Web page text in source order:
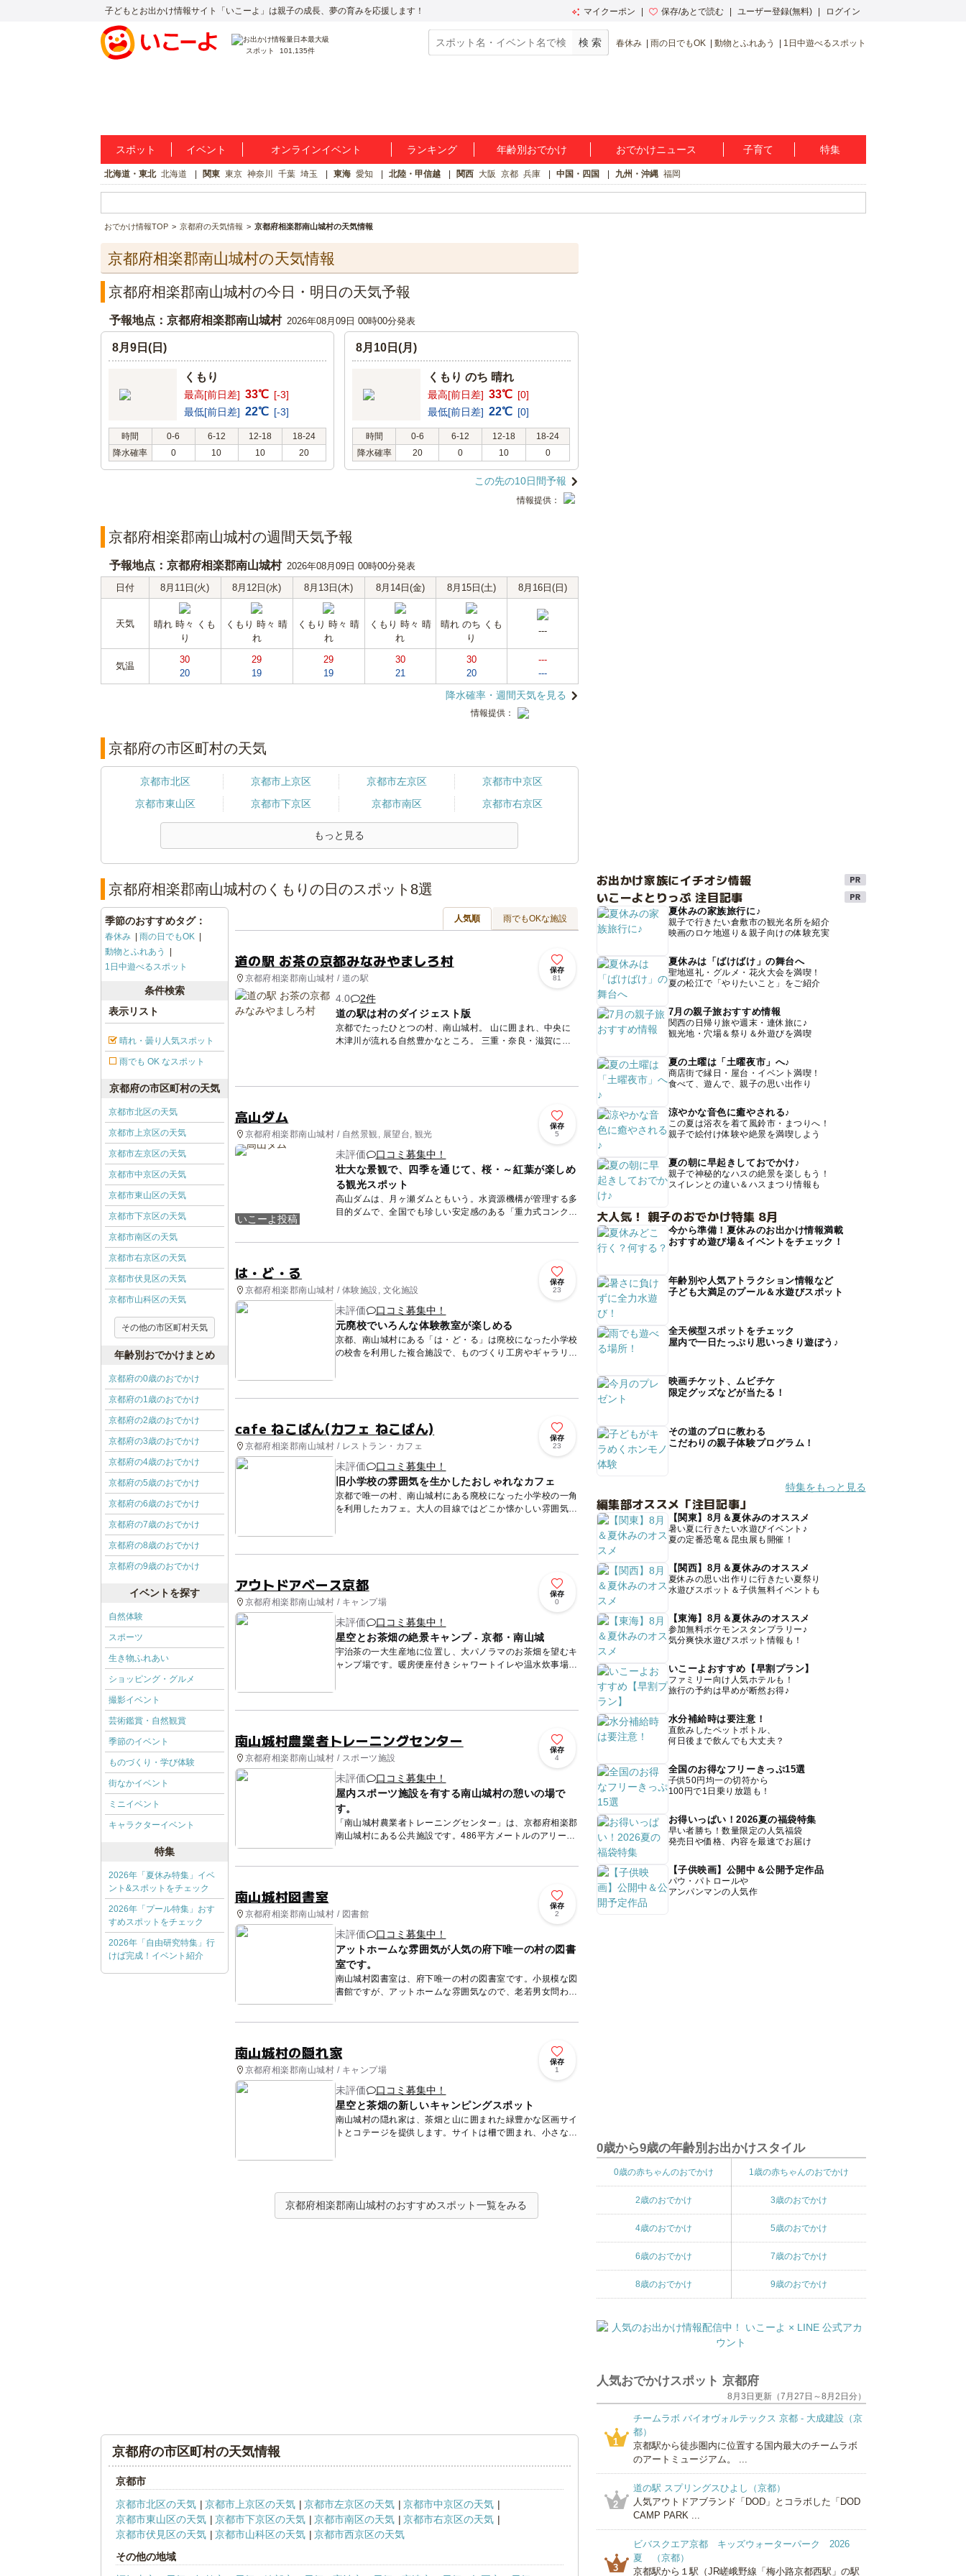
子どもとお出かけ情報サイト「いこーよ」は親子の成長、夢の育みを応援します！ マイクーポン 保存/あとで読む ユーザー登録(無料) ログイン
スポット 101,135件
春休み 雨の日でもOK 動物とふれあう 1日中遊べるスポット
スポット イベント オンラインイベント ランキング 年齢別おでかけ おでかけニュース 子育て 特集
北海道・東北 北海道 関東 東京 神奈川 千葉 埼玉 東海 愛知 北陸・甲信越 関西 大阪 京都 兵庫 中国・四国 九州・沖縄 福岡
おでかけ情報TOP 京都府の天気情報 京都府相楽郡南山城村の天気情報
京都府相楽郡南山城村の天気情報
京都府相楽郡南山城村の今日・明日の天気予報
予報地点：京都府相楽郡南山城村 2026年08月09日 00時00分発表
8月9日(日)
くもり
最高[前日差] 33℃ [-3]
最低[前日差] 22℃ [-3]
時間 0-6 6-12 12-18
18-24
降水確率
0 10 10 20
8月10日(月)
くもり のち 晴れ
最高[前日差] 33℃ [0]
最低[前日差] 22℃ [0]
時間 0-6 6-12 12-18
18-24
降水確率
20 0 10 0
この先の10日間予報
情報提供：
京都府相楽郡南山城村の週間天気予報
予報地点：京都府相楽郡南山城村 2026年08月09日 00時00分発表
日付
8月11日(火) 8月12日(水) 8月13日(木) 8月14日(金) 8月15日(土) 8月16日(日)
天気
晴れ 時々 くも
り
くもり 時々 晴
れ
くもり 時々 晴
れ
くもり 時々 晴
れ
晴れ のち くも
り
---
気温
30
20
29
19
29
19
30
21
30
20
---
---
降水確率・週間天気を見る
情報提供：
京都府の市区町村の天気
京都市北区 京都市上京区 京都市左京区
京都市中京区
京都市東山区
京都市下京区 京都市南区 京都市右京区
もっと見る
京都府相楽郡南山城村のくもりの日のスポット8選
人気順 雨でもOKな施設
道の駅 お茶の京都みなみやましろ村
京都府相楽郡南山城村 / 道の駅
保存
81
4.0
2件
道の駅は村のダイジェスト版
京都でたったひとつの村、南山城村。 山に囲まれ、中央に
木津川が流れる自然豊かなところ。 三重・奈良・滋賀に隣
高山ダム
京都府相楽郡南山城村 / 自然景観, 展望台, 観光
保存
5
いこーよ投稿
未評価
口コミ募集中！
壮大な景観で、四季を通じて、桜・～紅葉が楽しめ
る観光スポット
高山ダムは、月ヶ瀬ダムともいう。水資源機構が管理する多
目的ダムで、全国でも珍しい安定感のある「重力式コンクリ
は・ど・る
京都府相楽郡南山城村 / 体験施設, 文化施設
保存
23
未評価
口コミ募集中！
元廃校でいろんな体験教室が楽しめる
京都、南山城村にある「は・ど・る」は廃校になった小学校
の校舎を利用した複合施設で、ものづくり工房やギャラリ
校舎で作家さん...
cafe ねこぱん(カフェ ねこぱん)
京都府相楽郡南山城村 / レストラン・カフェ
保存
23
未評価
口コミ募集中！
旧小学校の雰囲気を生かしたおしゃれなカフェ
京都で唯一の村、南山城村にある廃校になった小学校の一角
を利用したカフェ。大人の目線ではどこか懐かしい雰囲気を
少し物珍しい...
アウトドアベース京都
京都府相楽郡南山城村 / キャンプ場
保存
0
未評価
口コミ募集中！
星空とお茶畑の絶景キャンプ - 京都・南山城
宇治茶の一大生産地に位置し、大パノラマのお茶畑を望むキ
ャンプ場です。暖房便座付きシャワートイレや温水炊事場な
によるお茶会...
南山城村農業者トレーニングセンター
京都府相楽郡南山城村 / スポーツ施設
保存
4
未評価
口コミ募集中！
屋内スポーツ施設を有する南山城村の憩いの場で
す。
「南山城村農業者トレーニングセンター」は、京都府相楽郡
南山城村にある公共施設です。486平方メートルのアリーナ
には、バレーコート1面、卓球5台が出来るスペースがあり
南山城村図書室
京都府相楽郡南山城村 / 図書館
保存
2
未評価
口コミ募集中！
アットホームな雰囲気が人気の府下唯一の村の図書
室です。
南山城村図書室は、府下唯一の村の図書室です。小規模な図
書館ですが、アットホームな雰囲気なので、老若男女問わず
様々な利用者から愛されています。六千冊以上の開架図書を
南山城村の隠れ家
京都府相楽郡南山城村 / キャンプ場
保存
1
未評価
口コミ募集中！
星空と茶畑の新しいキャンピングスポット
南山城村の隠れ家は、茶畑と山に囲まれた緑豊かな区画サイ
トとコテージを提供します。サイトは柵で囲まれ、小さな子
キとドッグラ...
京都府相楽郡南山城村のおすすめスポット一覧をみる
季節のおすすめタグ：
春休み
雨の日でもOK
動物とふれあう
1日中遊べるスポット
条件検索
表示リスト
晴れ・曇り人気スポット
雨でも OK なスポット
京都府の市区町村の天気
京都市北区の天気
京都市上京区の天気
京都市左京区の天気
京都市中京区の天気
京都市東山区の天気
京都市下京区の天気
京都市南区の天気
京都市右京区の天気
京都市伏見区の天気
京都市山科区の天気
その他の市区町村天気
年齢別おでかけまとめ
京都府の0歳のおでかけ
京都府の1歳のおでかけ
京都府の2歳のおでかけ
京都府の3歳のおでかけ
京都府の4歳のおでかけ
京都府の5歳のおでかけ
京都府の6歳のおでかけ
京都府の7歳のおでかけ
京都府の8歳のおでかけ
京都府の9歳のおでかけ
イベントを探す
自然体験
スポーツ
生き物ふれあい
ショッピング・グルメ
撮影イベント
芸術鑑賞・自然観賞
季節のイベント
ものづくり・学び体験
街なかイベント
ミニイベント
キャラクターイベント
特集
2026年「夏休み特集」イベ
ント&スポットをチェック
2026年「プール特集」おす
すめスポットをチェック
2026年「自由研究特集」行
けば完成！イベント紹介
京都府の市区町村の天気情報
京都市
京都市北区の天気
京都市上京区の天気 京都市左京区の天気
京都市中京区の天気
京都市東山区の天気
京都市下京区の天気 京都市南区の天気
京都市右京区の天気
京都市伏見区の天気
京都市山科区の天気
京都市西京区の天気
その他の地域
お出かけ家族にイチオシ情報
いこーよとりっぷ 注目記事
夏休みの家族旅行に♪
親子で行きたい倉敷市の観光名所を紹介
映画のロケ地巡り＆親子向けの体験充実
夏休みは「ばけばけ」の舞台へ
聖地巡礼・グルメ・花火大会を満喫！
夏の松江で「やりたいこと」をご紹介
7月の親子旅おすすめ情報
関西の日帰り旅や週末・連休旅に♪
観光地・穴場＆祭り＆外遊びを満喫
夏の土曜は「土曜夜市」へ♪
商店街で縁日・屋台・イベント満喫！
食べて、遊んで、親子の思い出作り
涼やかな音色に癒やされる♪
この夏は浴衣を着て風鈴市・まつりへ！
親子で絵付け体験や絶景を満喫しよう
夏の朝に早起きしておでかけ♪
親子で神秘的なハスの絶景を楽しもう！
スイレンとの違い＆ハスまつり情報も
大人気！ 親子のおでかけ特集 8月
今から準備！夏休みのお出かけ情報満載
おすすめ遊び場＆イベントをチェック！
年齢別や人気アトラクション情報など
子ども大満足のプール＆水遊びスポット
全天候型スポットをチェック
屋内で一日たっぷり思いっきり遊ぼう♪
映画チケット、ムビチケ
限定グッズなどが当たる！
その道のプロに教わる
こだわりの親子体験プログラム！
特集をもっと見る
編集部オススメ「注目記事」
【関東】8月＆夏休みのオススメ
暑い夏に行きたい水遊びイベント♪
夏の定番恐竜＆昆虫展も開催！
【関西】8月＆夏休みのオススメ
夏休みの思い出作りに行きたい夏祭り
水遊びスポット＆子供無料イベントも
【東海】8月＆夏休みのオススメ
参加無料ポケモンスタンプラリー♪
気分爽快水遊びスポット情報も！
いこーよおすすめ【早割プラン】
ファミリー向け人気ホテルも！
旅行の予約は早めが断然お得♪
水分補給時は要注意！
直飲みしたペットボトル、
何日後まで飲んでも大丈夫？
全国のお得なフリーきっぷ15選
子供50円均一の切符から
100円で1日乗り放題も！
お得いっぱい！2026夏の福袋特集
早い者勝ち！数量限定の人気福袋
発売日や価格、内容を最速でお届け
【子供映画】公開中＆公開予定作品
パウ・パトロールや
アンパンマンの人気作
0歳から9歳の年齢別お出かけスタイル
0歳の赤ちゃんのおでかけ 1歳の赤ちゃんのおでかけ
2歳のおでかけ 3歳のおでかけ
4歳のおでかけ 5歳のおでかけ
6歳のおでかけ 7歳のおでかけ
8歳のおでかけ 9歳のおでかけ
人気おでかけスポット 京都府
8月3日更新（7月27日～8月2日分）
1
チームラボ バイオヴォルテックス 京都 - 大成建設（京
都）
京都駅から徒歩圏内に位置する国内最大のチームラボ
のアートミュージアム。 ...
2
道の駅 スプリングスひよし（京都）
人気アウトドアブランド「DOD」とコラボした「DOD
CAMP PARK ...
3
ビバスクエア京都 キッズウォーターパーク 2026
夏 （京都）
京都駅から１駅（JR嵯峨野線「梅小路京都西駅」の駅